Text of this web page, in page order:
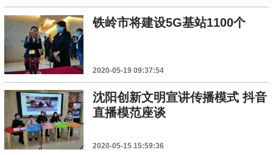
铁岭市将建设5G基站1100个
2020-05-19 09:37:54
沈阳创新文明宣讲传播模式 抖音
直播模范座谈
2020-05-15 15:59:36